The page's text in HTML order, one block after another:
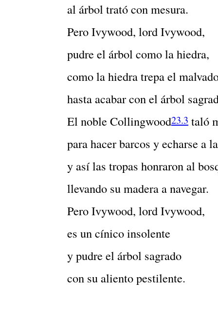
al árbol trató con mesura.
Pero Ivywood, lord Ivywood,
pudre el árbol como la hiedra,
como la hiedra trepa el
hasta acabar con el árbol
El noble Collingwood23.3 taló
para hacer barcos y echarse a
y así las tropas honraron al
llevando su madera a navegar.
Pero Ivywood, lord Ivywood,
es un cínico insolente
y pudre el árbol sagrado
con su aliento pestilente.